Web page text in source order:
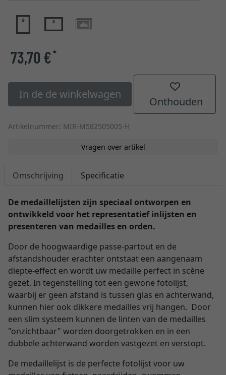
73,70 €*
In de de winkelwagen
Onthouden
Artikelnummer: MIR-M582505005-H
Vragen over artikel
Omschrijving Specificatie
De medaillelijsten zijn speciaal ontworpen en
ontwikkeld voor het representatief inlijsten en
presenteren van medailles en orden.
Door de hoogwaardige passe-partout en de
afstandshouder erachter ontstaat een aangenaam
diepte-effect en wordt uw medaille perfect in scène
gezet. In tegenstelling tot een gewone fotolijst,
waarbij er geen afstand is tussen glas en achterwand,
kunnen hier ook dikkere medailles vrij hangen. Door
een slim systeem kunnen de linten van de medailles
"onzichtbaar" worden doorgetrokken en in een
dubbele achterwand worden vastgezet en verstopt.
De medaillelijst is de perfecte fotolijst voor uw